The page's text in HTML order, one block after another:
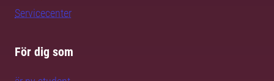
Servicecenter
För dig som